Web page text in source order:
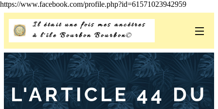
https://www.facebook.com/profile.php?id=61571023942959
Il était une fois mes ancêtres
à l'île Bourbon Bourbon©
L'ARTICLE 44 DU